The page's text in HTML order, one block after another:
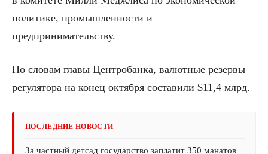
политике, промышленности и
предпринимательству.
По словам главы Центробанка, валютные резервы
регулятора на конец октября составили $11,4 млрд.
ПОСЛЕДНИЕ НОВОСТИ
За частный детсад государство заплатит 350 манатов